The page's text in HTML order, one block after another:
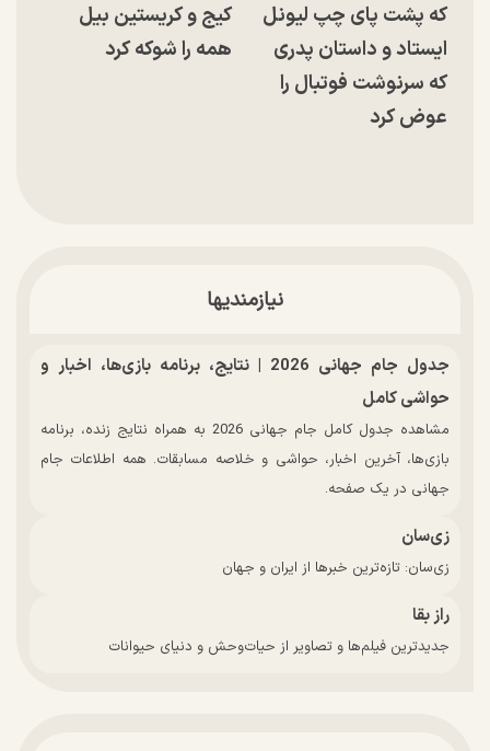
که پشت پای چپ لیونل
ایستاد و داستان پدری
که سرنوشت فوتبال را
عوض کرد
کیج و کریستین بیل
همه را شوکه کرد
نیازمندیها
جدول جام جهانی 2026 | نتایج، برنامه بازی‌ها، اخبار و
حواشی کامل
مشاهده جدول کامل جام جهانی 2026 به همراه نتایج زنده، برنامه
بازی‌ها، آخرین اخبار، حواشی و خلاصه مسابقات. همه اطلاعات جام
جهانی در یک صفحه.
زی‌سان
زی‌سان: تازه‌ترین خبرها از ایران و جهان
راز بقا
جدیدترین فیلم‌ها و تصاویر از حیات‌وحش و دنیای حیوانات